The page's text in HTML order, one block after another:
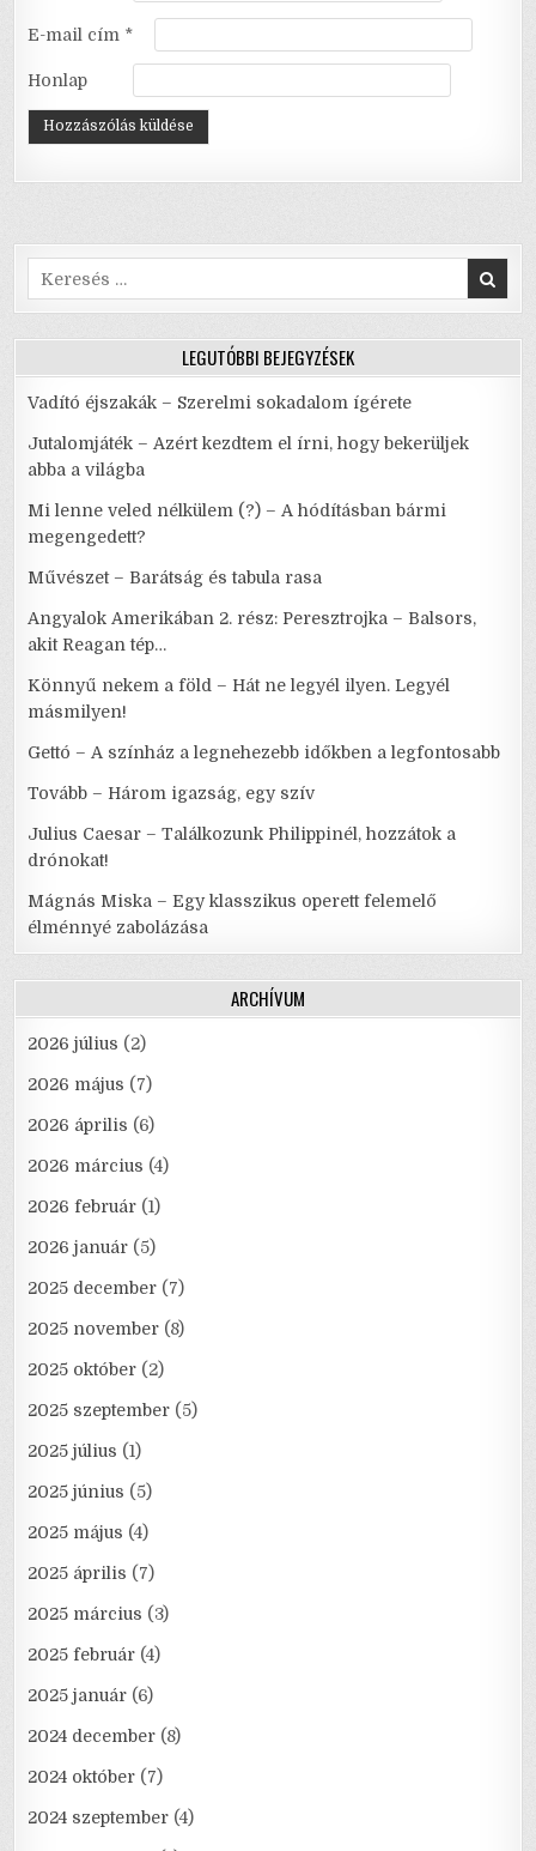
E-mail cím *
Honlap
Search
for:
LEGUTÓBBI BEJEGYZÉSEK
Vadító éjszakák – Szerelmi sokadalom ígérete
Jutalomjáték – Azért kezdtem el írni, hogy bekerüljek
abba a világba
Mi lenne veled nélkülem (?) – A hódításban bármi
megengedett?
Művészet – Barátság és tabula rasa
Angyalok Amerikában 2. rész: Peresztrojka – Balsors,
akit Reagan tép…
Könnyű nekem a föld – Hát ne legyél ilyen. Legyél
másmilyen!
Gettó – A színház a legnehezebb időkben a legfontosabb
Tovább – Három igazság, egy szív
Julius Caesar – Találkozunk Philippinél, hozzátok a
drónokat!
Mágnás Miska – Egy klasszikus operett felemelő
élménnyé zabolázása
ARCHÍVUM
2026 július (2)
2026 május (7)
2026 április (6)
2026 március (4)
2026 február (1)
2026 január (5)
2025 december (7)
2025 november (8)
2025 október (2)
2025 szeptember (5)
2025 július (1)
2025 június (5)
2025 május (4)
2025 április (7)
2025 március (3)
2025 február (4)
2025 január (6)
2024 december (8)
2024 október (7)
2024 szeptember (4)